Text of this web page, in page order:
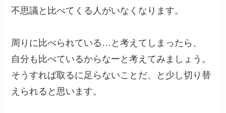
不思議と比べてくる人がいなくなります。
周りに比べられている…と考えてしまったら、
自分も比べているからなーと考えてみましょう。
そうすれば取るに足らないことだ、と少し切り替
えられると思います。